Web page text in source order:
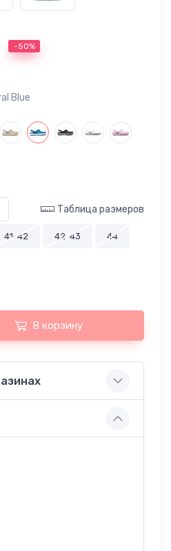
-50%
Blue
Таблица размеров
41-42 42-43 44
В корзину